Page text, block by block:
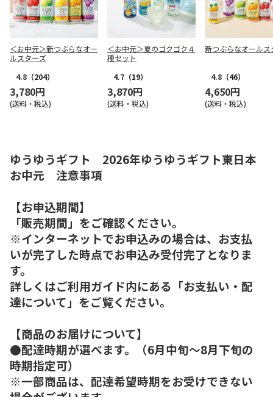
＜お中元＞新つぶらなオー
ルスターズ
4.8 （204）
3,780円
(送料・税込)
＜お中元＞夏のゴクゴク４
種セット
4.7 （19）
3,870円
(送料・税込)
新つぶらなオールス
4.8 （46）
4,650円
(送料・税込)
ゆうゆうギフト 2026年ゆうゆうギフト東日本
お中元 注意事項
【お申込期間】
「販売期間」をご確認ください。
※インターネットでお申込みの場合は、お支払
いが完了した時点でお申込み受付完了となりま
す。
詳しくはご利用ガイド内にある「お支払い・配
達について」をご覧ください。
【商品のお届けについて】
●配達時期が選べます。（6月中旬～8月下旬の
時期指定可）
※一部商品は、配達希望時期をお受けできない